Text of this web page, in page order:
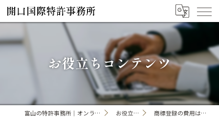
お役立ちコンテンツ
富山の特許事務所｜オンライン手続き・申請・出願なら「開口国際特許事務所」 お役立ちコンテンツ一覧 商標登録の費用はいくらかかるか種類や区分の違いを解説